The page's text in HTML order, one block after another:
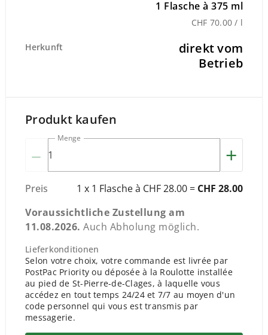
1 Flasche à 375 ml
CHF 70.00 / l
Herkunft
direkt vom
Betrieb
Produkt kaufen
–
Menge
+
Preis 1 x 1 Flasche à CHF 28.00 = CHF 28.00
Voraussichtliche Zustellung am
11.08.2026. Auch Abholung möglich.
Lieferkonditionen
Selon votre choix, votre commande est livrée par
PostPac Priority ou déposée à la Roulotte installée
au pied de St-Pierre-de-Clages, à laquelle vous
accédez en tout temps 24/24 et 7/7 au moyen d'un
code personnel qui vous est transmis par
messagerie.